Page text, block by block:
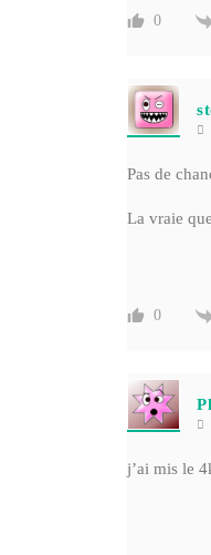
0
Pas de
La vraie
0
j’ai mis le